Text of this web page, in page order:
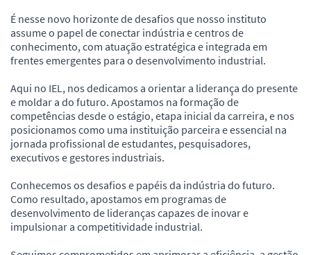
É nesse novo horizonte de desafios que nosso instituto
assume o papel de conectar indústria e centros de
conhecimento, com atuação estratégica e integrada em
frentes emergentes para o desenvolvimento industrial.
Aqui no IEL, nos dedicamos a orientar a liderança do presente
e moldar a do futuro. Apostamos na formação de
competências desde o estágio, etapa inicial da carreira, e nos
posicionamos como uma instituição parceira e essencial na
jornada profissional de estudantes, pesquisadores,
executivos e gestores industriais.
Conhecemos os desafios e papéis da indústria do futuro.
Como resultado, apostamos em programas de
desenvolvimento de lideranças capazes de inovar e
impulsionar a competitividade industrial.